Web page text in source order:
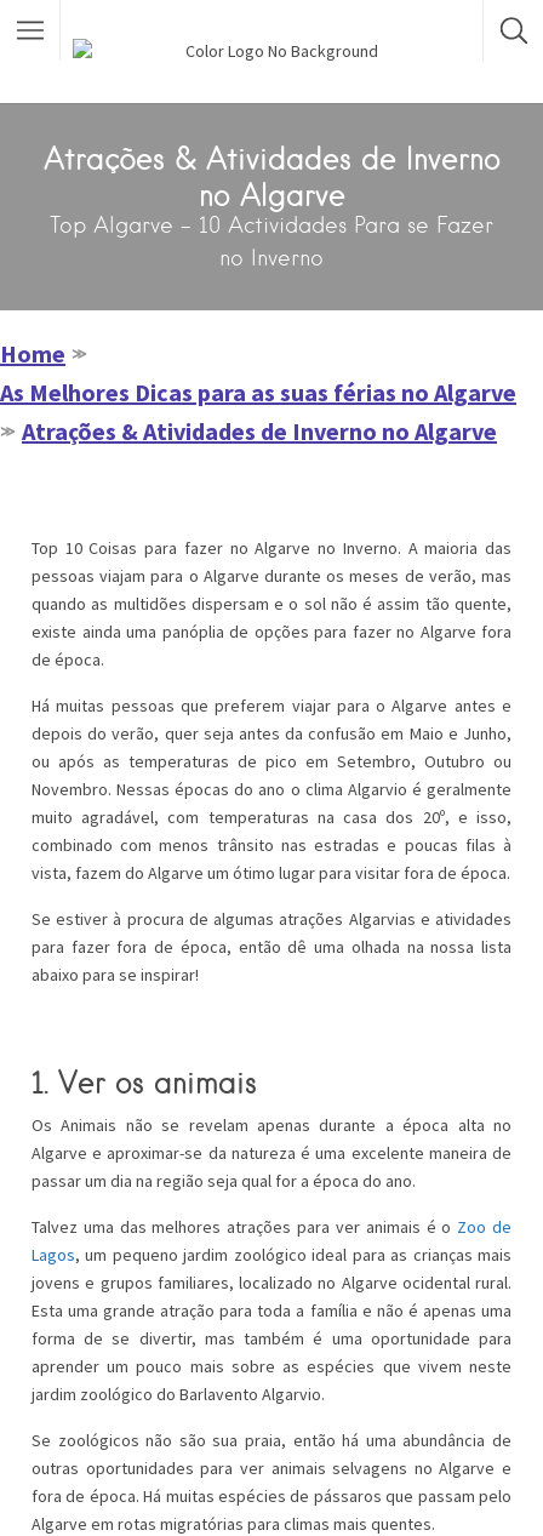
Atrações & Atividades de Inverno
no Algarve
Top Algarve - 10 Actividades Para se Fazer
no Inverno
Home ≫
As Melhores Dicas para as suas férias no Algarve
≫ Atrações & Atividades de Inverno no Algarve
Top 10 Coisas para fazer no Algarve no Inverno. A maioria das
pessoas viajam para o Algarve durante os meses de verão, mas
quando as multidões dispersam e o sol não é assim tão quente,
existe ainda uma panóplia de opções para fazer no Algarve fora
de época.
Há muitas pessoas que preferem viajar para o Algarve antes e
depois do verão, quer seja antes da confusão em Maio e Junho,
ou após as temperaturas de pico em Setembro, Outubro ou
Novembro. Nessas épocas do ano o clima Algarvio é geralmente
muito agradável, com temperaturas na casa dos 20º, e isso,
combinado com menos trânsito nas estradas e poucas filas à
vista, fazem do Algarve um ótimo lugar para visitar fora de época.
Se estiver à procura de algumas atrações Algarvias e atividades
para fazer fora de época, então dê uma olhada na nossa lista
abaixo para se inspirar!
1. Ver os animais
Os Animais não se revelam apenas durante a época alta no
Algarve e aproximar-se da natureza é uma excelente maneira de
passar um dia na região seja qual for a época do ano.
Talvez uma das melhores atrações para ver animais é o Zoo de
Lagos, um pequeno jardim zoológico ideal para as crianças mais
jovens e grupos familiares, localizado no Algarve ocidental rural.
Esta uma grande atração para toda a família e não é apenas uma
forma de se divertir, mas também é uma oportunidade para
aprender um pouco mais sobre as espécies que vivem neste
jardim zoológico do Barlavento Algarvio.
Se zoológicos não são sua praia, então há uma abundância de
outras oportunidades para ver animais selvagens no Algarve e
fora de época. Há muitas espécies de pássaros que passam pelo
Algarve em rotas migratórias para climas mais quentes.